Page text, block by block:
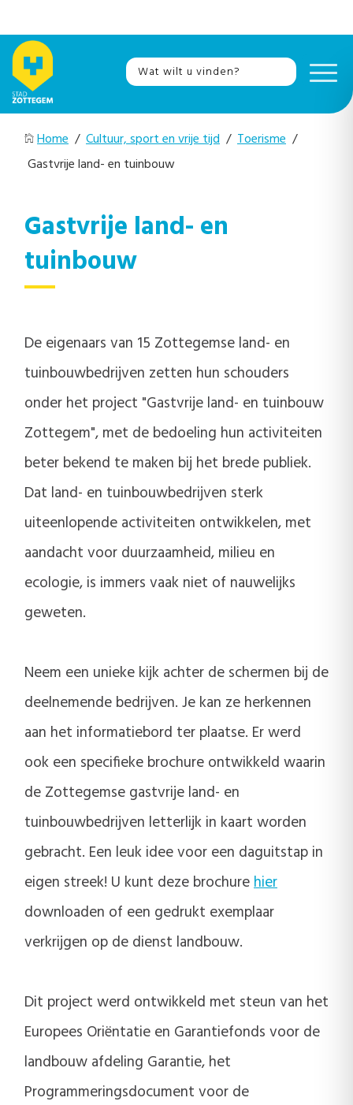
Home / Cultuur, sport en vrije tijd / Toerisme /
Gastvrije land- en tuinbouw
Gastvrije land- en
tuinbouw
De eigenaars van 15 Zottegemse land- en
tuinbouwbedrijven zetten hun schouders
onder het project "Gastvrije land- en tuinbouw
Zottegem", met de bedoeling hun activiteiten
beter bekend te maken bij het brede publiek.
Dat land- en tuinbouwbedrijven sterk
uiteenlopende activiteiten ontwikkelen, met
aandacht voor duurzaamheid, milieu en
ecologie, is immers vaak niet of nauwelijks
geweten.
Neem een unieke kijk achter de schermen bij de
deelnemende bedrijven. Je kan ze herkennen
aan het informatiebord ter plaatse. Er werd
ook een specifieke brochure ontwikkeld waarin
de Zottegemse gastvrije land- en
tuinbouwbedrijven letterlijk in kaart worden
gebracht. Een leuk idee voor een daguitstap in
eigen streek! U kunt deze brochurehier
downloaden of een gedrukt exemplaar
verkrijgen op de dienst landbouw.
Dit project werd ontwikkeld met steun van het
Europees Oriëntatie en Garantiefonds voor de
landbouw afdeling Garantie, het
Programmeringsdocument voor de